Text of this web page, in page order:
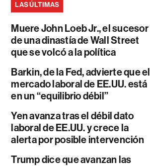
LAS ÚLTIMAS
Muere John Loeb Jr., el sucesor
de una dinastía de Wall Street
que se volcó a la política
Barkin, de la Fed, advierte que el
mercado laboral de EE.UU. está
en un “equilibrio débil”
Yen avanza tras el débil dato
laboral de EE.UU. y crece la
alerta por posible intervención
Trump dice que avanzan las